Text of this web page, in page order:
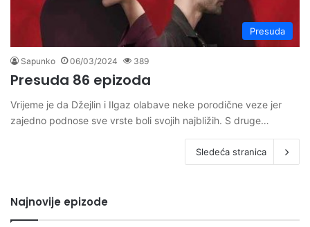
Presuda
Sapunko 06/03/2024 389
Presuda 86 epizoda
Vrijeme je da Džejlin i Ilgaz olabave neke porodične veze jer
zajedno podnose sve vrste boli svojih najbližih. S druge…
Sledeća stranica
Najnovije epizode